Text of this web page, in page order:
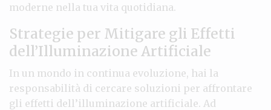
moderne nella tua vita quotidiana.
Strategie per Mitigare gli Effetti
dell’Illuminazione Artificiale
In un mondo in continua evoluzione, hai la
responsabilità di cercare soluzioni per affrontare
gli effetti dell’illuminazione artificiale. Ad